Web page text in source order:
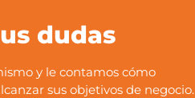
dudas
y le contamos cómo
sus objetivos de negocio.